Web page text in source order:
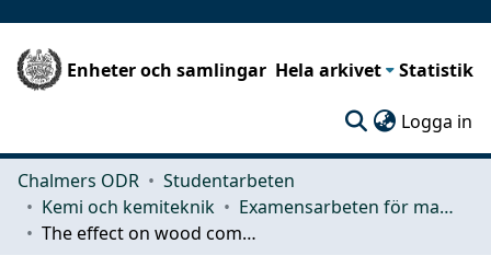
Enheter och samlingar Hela arkivet Statistik
Logga in
Chalmers ODR
Studentarbeten
Kemi och kemiteknik
Examensarbeten för masterexamen
The effect on wood components during soda pulping; Pretreatment and pulping of forest residues in a biorefinery concept